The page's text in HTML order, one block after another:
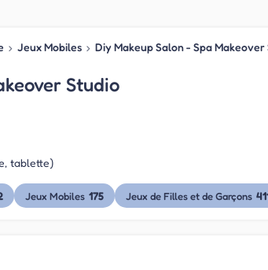
› Jeux Mobiles › Diy Makeup Salon - Spa Makeover
Studio
tablette)
Jeux Mobiles 175 Jeux de Filles et de Garçons